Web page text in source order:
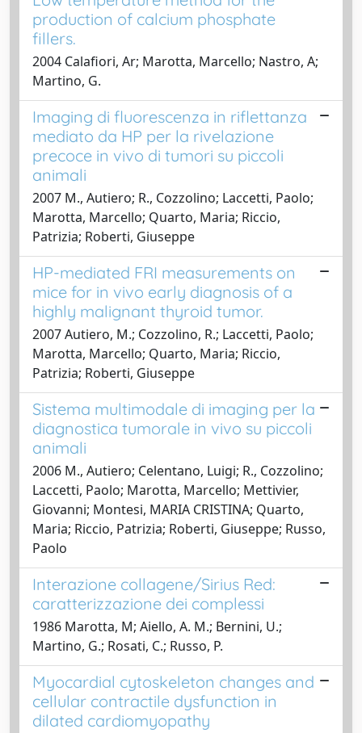
production of calcium phosphate
fillers.
2004 Calafiori, Ar; Marotta, Marcello; Nastro, A;
Martino, G.
Imaging di fluorescenza in riflettanza
mediato da HP per la rivelazione
precoce in vivo di tumori su piccoli
animali
2007 M., Autiero; R., Cozzolino; Laccetti, Paolo;
Marotta, Marcello; Quarto, Maria; Riccio,
Patrizia; Roberti, Giuseppe
HP-mediated FRI measurements on
mice for in vivo early diagnosis of a
highly malignant thyroid tumor.
2007 Autiero, M.; Cozzolino, R.; Laccetti, Paolo;
Marotta, Marcello; Quarto, Maria; Riccio,
Patrizia; Roberti, Giuseppe
Sistema multimodale di imaging per la
diagnostica tumorale in vivo su piccoli
animali
2006 M., Autiero; Celentano, Luigi; R., Cozzolino;
Laccetti, Paolo; Marotta, Marcello; Mettivier,
Giovanni; Montesi, MARIA CRISTINA; Quarto,
Maria; Riccio, Patrizia; Roberti, Giuseppe; Russo,
Paolo
Interazione collagene/Sirius Red:
caratterizzazione dei complessi
1986 Marotta, M; Aiello, A. M.; Bernini, U.;
Martino, G.; Rosati, C.; Russo, P.
Myocardial cytoskeleton changes and
cellular contractile dysfunction in
dilated cardiomyopathy